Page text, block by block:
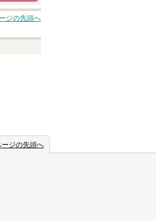
グサイト
へ
ジの先頭へ
ージの先頭へ